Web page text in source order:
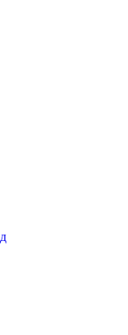
+ фото
и
Маршрут № 3 60
руб. /чел.
Вас
Скидка 10% — при
Длительное
дома от 5
10% —…